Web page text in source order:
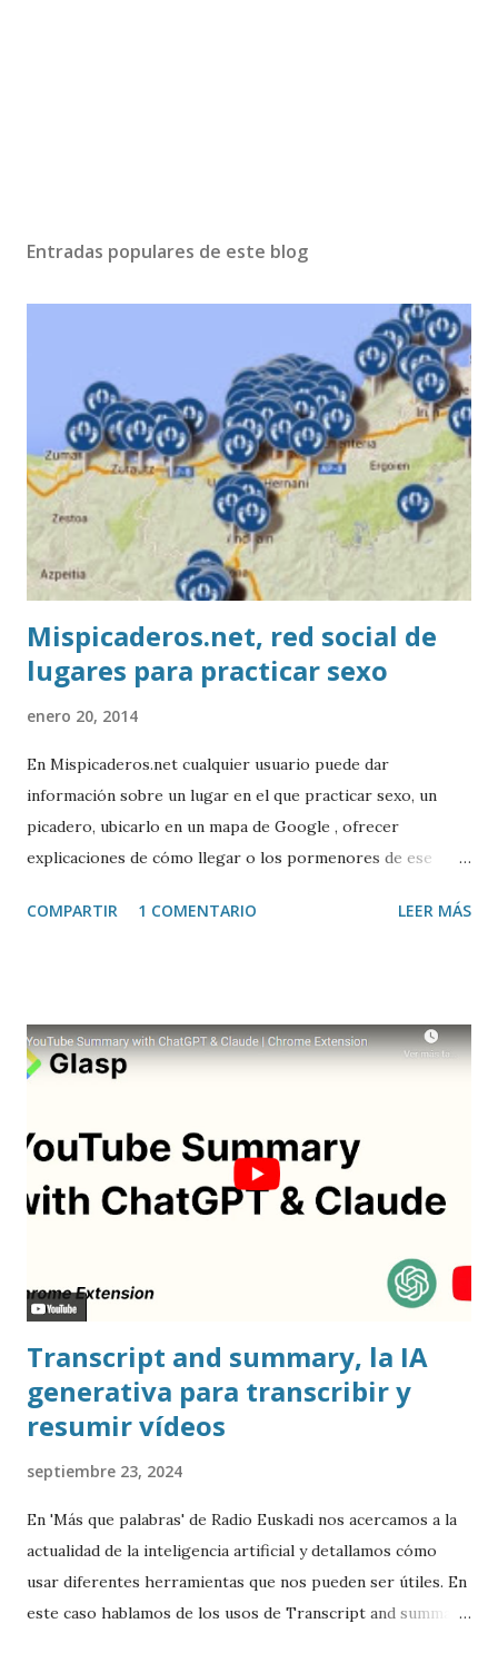
Entradas populares de este blog
Mispicaderos.net, red social de
lugares para practicar sexo
enero 20, 2014
En Mispicaderos.net cualquier usuario puede dar
información sobre un lugar en el que practicar sexo, un
picadero, ubicarlo en un mapa de Google , ofrecer
explicaciones de cómo llegar o los pormenores de ese
el creador de este portal. Descargar mp3
COMPARTIR 1 COMENTARIO LEER MÁS
Transcript and summary, la IA
generativa para transcribir y
resumir vídeos
septiembre 23, 2024
En 'Más que palabras' de Radio Euskadi nos acercamos a la
actualidad de la inteligencia artificial y detallamos cómo
usar diferentes herramientas que nos pueden ser útiles. En
este caso hablamos de los usos de Transcript and summary